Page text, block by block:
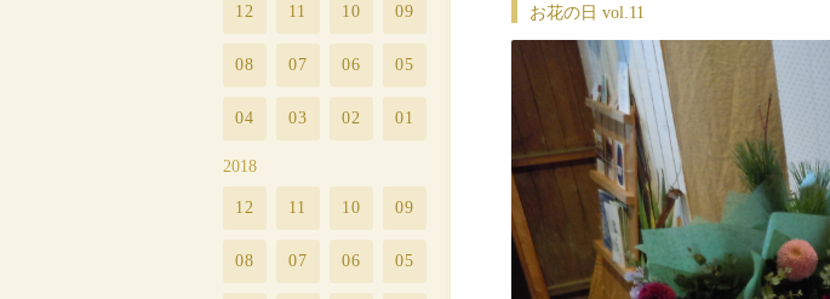
お花の日 vol.11
12 11 10 09
08 07 06 05
04 03 02 01
2018
12 11 10 09
08 07 06 05